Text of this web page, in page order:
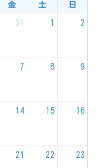
金 土 日
31 1 2
7 8 9
14 15 16
21 22 23